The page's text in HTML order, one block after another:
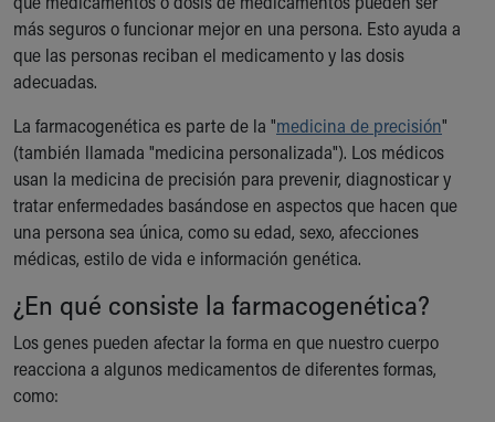
Find a Pediatrician
MyChart
Make an Appointment
Breastfeeding Medicine
Child Passenger Safety
Safe Sleep for Babies
Safe Sleep
About Akron Children's Pediatrics
Building a Brighter Future
Calendar of Events
Connect With Us
Our Culture of Caring
Newsroom
más seguros o funcionar mejor en una persona. Esto ayuda a
que las personas reciban el medicamento y las dosis
adecuadas.
La farmacogenética es parte de la "medicina de precisión"
(también llamada "medicina personalizada"). Los médicos
usan la medicina de precisión para prevenir, diagnosticar y
tratar enfermedades basándose en aspectos que hacen que
una persona sea única, como su edad, sexo, afecciones
médicas, estilo de vida e información genética.
¿En qué consiste la farmacogenética?
Los genes pueden afectar la forma en que nuestro cuerpo
reacciona a algunos medicamentos de diferentes formas,
como: